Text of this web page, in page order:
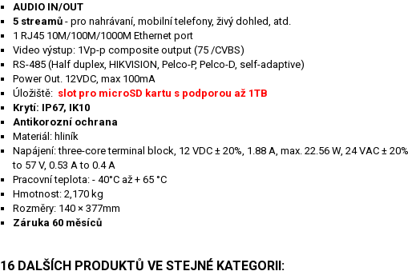
AUDIO IN/OUT
5 streamů - pro nahrávaní, mobilní telefony, živý dohled, atd.
1 RJ45 10M/100M/1000M Ethernet port
Video výstup: 1Vp-p composite output (75 /CVBS)
RS-485 (Half duplex, HIKVISION, Pelco-P, Pelco-D, self-adaptive)
Power Out. 12VDC, max 100mA
Úložiště: slot pro microSD kartu s podporou až 1TB
Krytí: IP67, IK10
Antikorozní ochrana
Materiál: hliník
Napájení: three-core terminal block, 12 VDC ± 20%, 1.88 A, max. 22.56 W, 24 VAC ±
to 57 V, 0.53 A to 0.4 A
Pracovní teplota: - 40°C až + 65 °C
Hmotnost: 2,170 kg
Rozměry: 140 × 377mm
Záruka 60 měsíců
16 DALŠÍCH PRODUKTŮ VE STEJNÉ KATEGORII: